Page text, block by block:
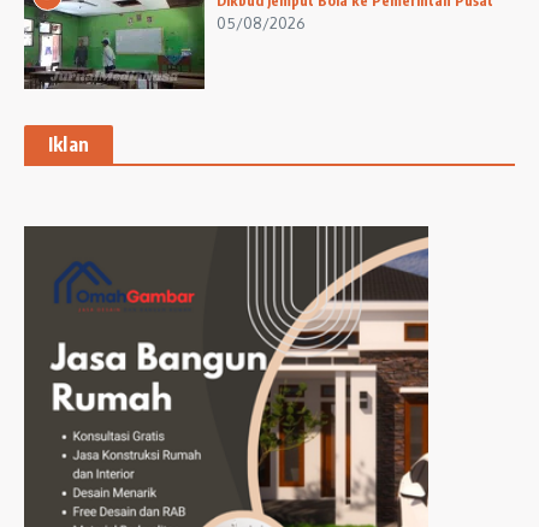
05/08/2026
Iklan